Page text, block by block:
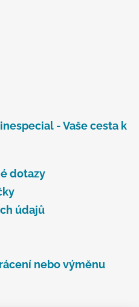
- Vaše cesta k
dotazy
údajů
nebo výměnu